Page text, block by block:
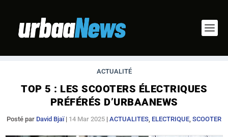
ACTUALITÉ
TOP 5 : LES SCOOTERS ÉLECTRIQUES
PRÉFÉRÉS D’URBAANEWS
Posté par David Bjaï| 14 Mar 2025 | ACTUALITES, ELECTRIQUE, SCOOTER